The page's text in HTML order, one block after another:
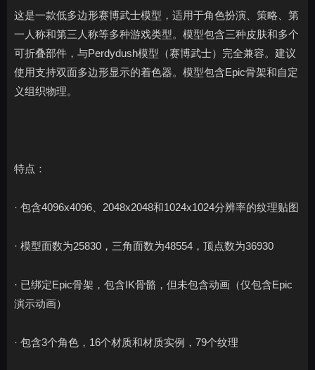
这是一款低多边形赛博武士模型，适用于角色扮演、策略、第
一人称和第三人称等多种游戏类型。模型包含三种皮肤和多个
可折叠部件，与Perdydush模型（赛博武士）完全兼容。建议
使用支持双面多边形显示的着色器。模型包含Epic骨架和自定
义组织物理。
特点：
· 包含4096x4096、2048x2048和1024x1024分辨率的纹理贴图
· 模型面数为25830，三角面数为48554，顶点数为36930
· 已绑定Epic骨架，包含IK骨骼，但未包含动画（仅包含Epic
演示动画）
· 包含3个角色，16个材质和材质实例，79个纹理